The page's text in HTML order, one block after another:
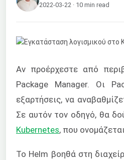
2022-03-22 · 10 min read
Αν προέρχεστε από
Package Manager. Οι
εξαρτήσεις, να
Σε αυτόν τον οδηγό, θα
Kubernetes, που ονομάζεται
Το Helm βοηθά στη